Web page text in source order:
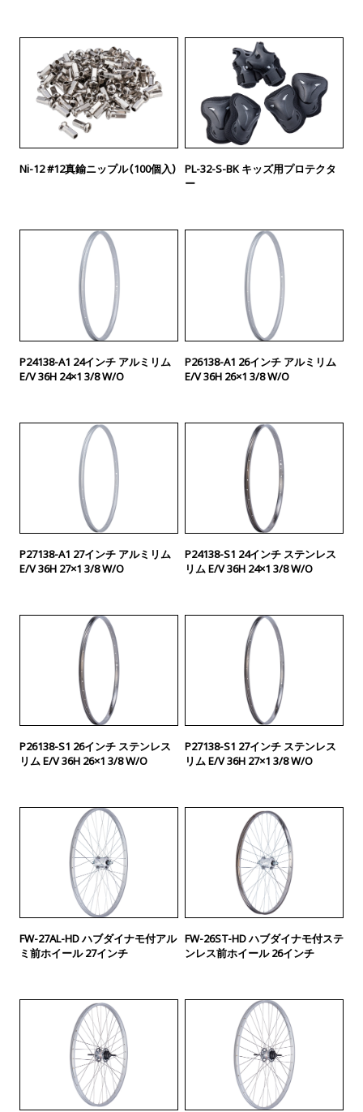
Ni-12 #12真鍮ニップル（100個入）
PL-32-S-BK キッズ用プロテクタ
ー
P24138-A1 24インチ アルミリム
E/V 36H 24×1 3/8 W/O
P26138-A1 26インチ アルミリム
E/V 36H 26×1 3/8 W/O
P27138-A1 27インチ アルミリム
E/V 36H 27×1 3/8 W/O
P24138-S1 24インチ ステンレス
リム E/V 36H 24×1 3/8 W/O
P26138-S1 26インチ ステンレス
リム E/V 36H 26×1 3/8 W/O
P27138-S1 27インチ ステンレス
リム E/V 36H 27×1 3/8 W/O
FW-27AL-HD ハブダイナモ付アル
ミ前ホイール 27インチ
FW-26ST-HD ハブダイナモ付ステ
ンレス前ホイール 26インチ